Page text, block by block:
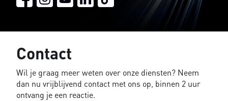
Contact
Wil je graag meer weten over onze diensten? Neem
dan nu vrijblijvend contact met ons op, binnen 2 uur
ontvang je een reactie.